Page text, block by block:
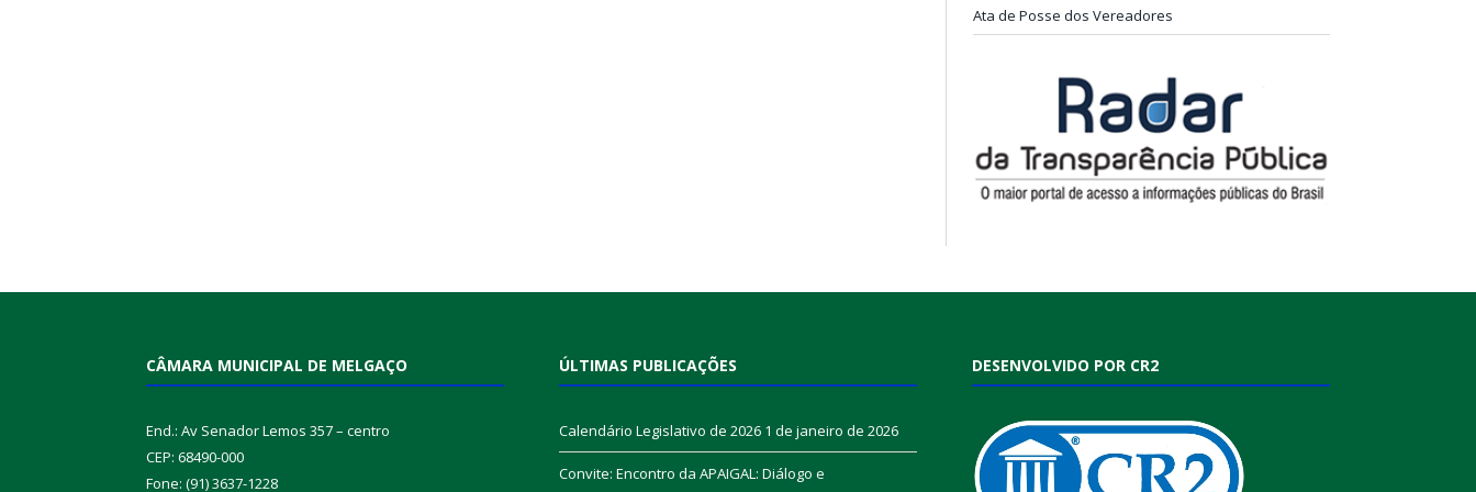
Ata de Posse dos Vereadores
CÂMARA MUNICIPAL DE MELGAÇO
End.: Av Senador Lemos 357 – centro
CEP: 68490-000
Fone: (91) 3637-1228
ÚLTIMAS PUBLICAÇÕES
Calendário Legislativo de 2026 1 de janeiro de 2026
Convite: Encontro da APAIGAL: Diálogo e
DESENVOLVIDO POR CR2